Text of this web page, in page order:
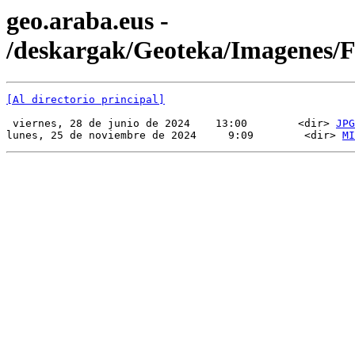
geo.araba.eus -
/deskargak/Geoteka/Imagenes/
[Al directorio principal]
viernes, 28 de junio de 2024    13:00        <dir> JPG
lunes, 25 de noviembre de 2024     9:09        <dir>